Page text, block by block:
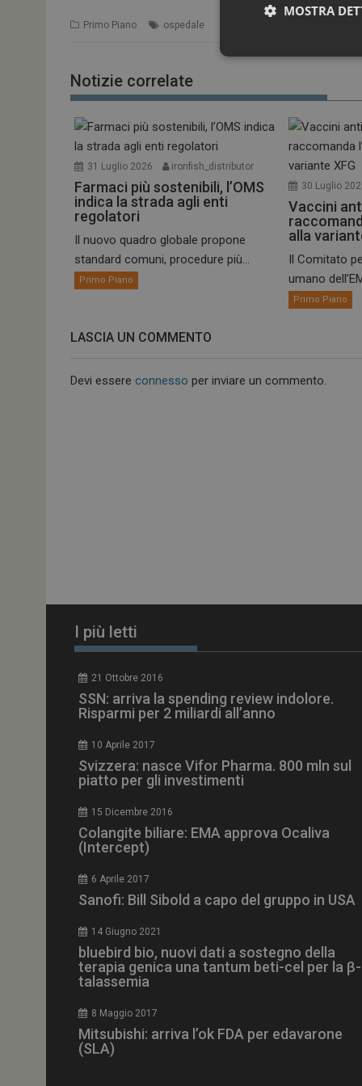
Primo Piano ospedale
Notizie correlate
31 Luglio 2026 ironfish_distributor
Farmaci più sostenibili, l’OMS
indica la strada agli enti
regolatori
Il nuovo quadro globale propone
standard comuni, procedure più...
Primo Piano
30 Luglio
Vaccini
alla
Il Comitato
umano
Primo Piano
LASCIA UN COMMENTO
Devi essere connesso per inviare un commento.
I più letti
21 Ottobre 2016
SSN: arriva la spending review indolore.
Risparmi per 2 miliardi all’anno
10 Aprile 2017
Svizzera: nasce Vifor Pharma. 800 mln sul
piatto per gli investimenti
15 Dicembre 2016
Colangite biliare: EMA approva Ocaliva
(Intercept)
6 Aprile 2017
Sanofi: Bill Sibold a capo del gruppo in USA
14 Giugno 2021
bluebird bio, nuovi dati a sostegno della
terapia genica una tantum beti-cel per la β-
talassemia
8 Maggio 2017
Mitsubishi: arriva l’ok FDA per edavarone
(SLA)
MOSTRA
I cookie necessari
e l'accesso alle
NOME
_ga
ARRAffinitySameSite
_ga_Z2VT792F98
ironfish-tracking-
NOME
__Secure-
tracking-sites-
tracking-named-
__Secure-YNID